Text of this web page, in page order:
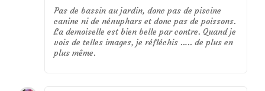
Pas de bassin au jardin, donc pas de piscine
canine ni de nénuphars et donc pas de poissons.
La demoiselle est bien belle par contre. Quand je
vois de telles images, je réfléchis ….. de plus en
plus même.